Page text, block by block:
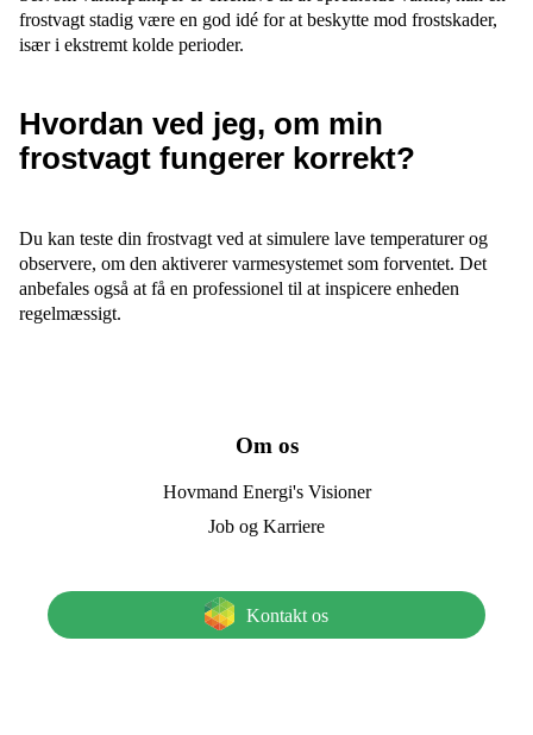
frostvagt stadig være en god idé for at beskytte mod frostskader,
især i ekstremt kolde perioder.
Hvordan ved jeg, om min
frostvagt fungerer korrekt?
Du kan teste din frostvagt ved at simulere lave temperaturer og
observere, om den aktiverer varmesystemet som forventet. Det
anbefales også at få en professionel til at inspicere enheden
regelmæssigt.
Om os
Hovmand Energi's Visioner
Job og Karriere
Kontakt os